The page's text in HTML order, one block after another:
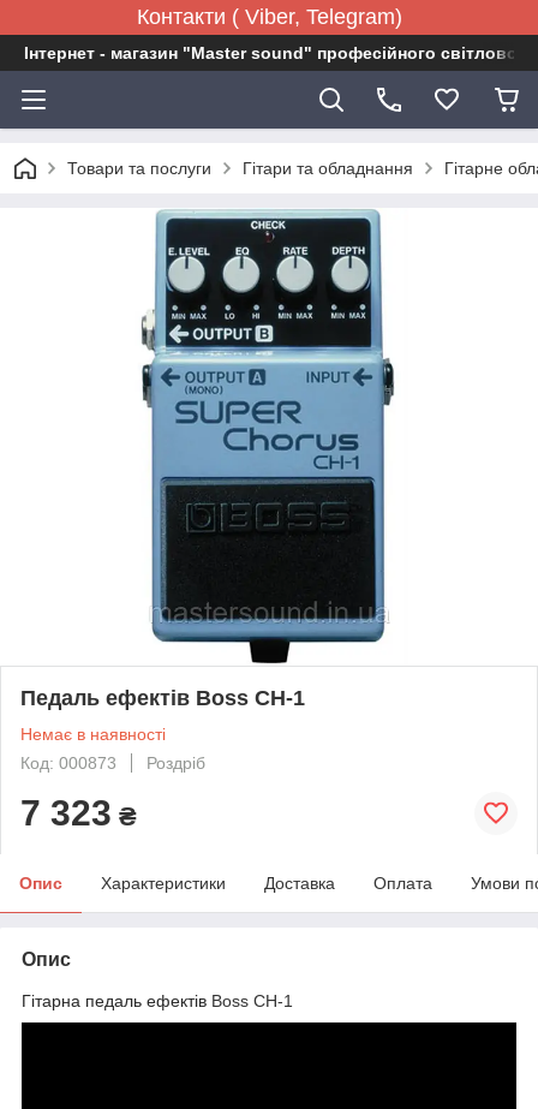
Контакти ( Viber, Telegram)
Інтернет - магазин "Master sound" професійного
Товари та послуги Гітари та обладнання Гітарне
Педаль ефектів Boss CH-1
Немає в наявності
Код: 000873
Роздріб
7 323 ₴
Опис Характеристики Доставка Оплата Умови
Опис
Гітарна педаль ефектів Boss CH-1